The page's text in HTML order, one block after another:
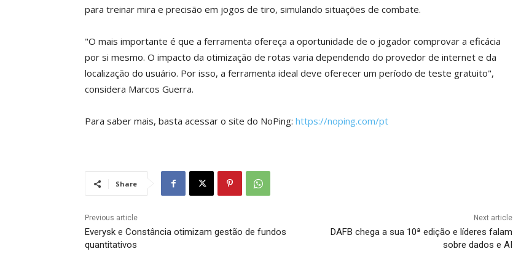
para treinar mira e precisão em jogos de tiro, simulando situações de combate.
"O mais importante é que a ferramenta ofereça a oportunidade de o jogador comprovar a eficácia
por si mesmo. O impacto da otimização de rotas varia dependendo do provedor de internet e da
localização do usuário. Por isso, a ferramenta ideal deve oferecer um período de teste gratuito",
considera Marcos Guerra.
Para saber mais, basta acessar o site do NoPing: https://noping.com/pt
Share
Previous article
Everysk e Constância otimizam gestão de fundos
quantitativos
Next article
DAFB chega a sua 10ª edição e líderes falam
sobre dados e AI